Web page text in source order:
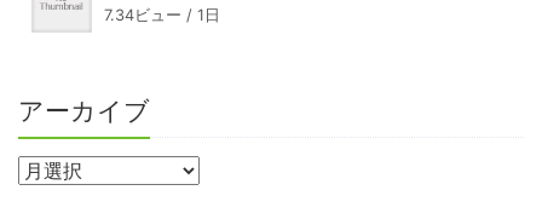
7.34ビュー / 1日
アーカイブ